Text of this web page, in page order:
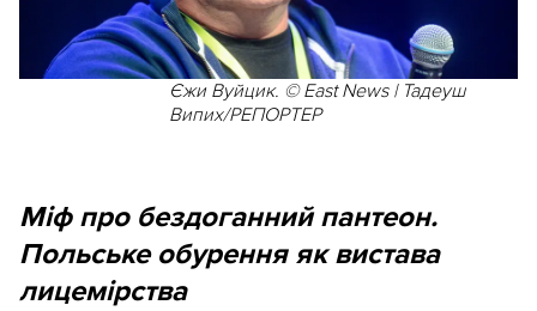
Єжи Вуйцик. © East News | Тадеуш
Випих/РЕПОРТЕР
Міф про бездоганний пантеон.
Польське обурення як вистава
лицемірства